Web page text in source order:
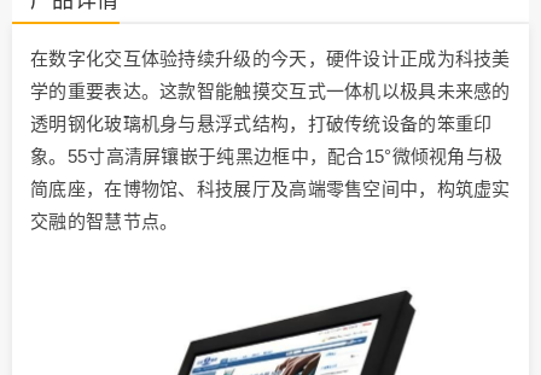
在数字化交互体验持续升级的今天，硬件设计正成为科技美
学的重要表达。这款智能触摸交互式一体机以极具未来感的
透明钢化玻璃机身与悬浮式结构，打破传统设备的笨重印
象。55寸高清屏镶嵌于纯黑边框中，配合15°微倾视角与极
简底座，在博物馆、科技展厅及高端零售空间中，构筑虚实
交融的智慧节点。